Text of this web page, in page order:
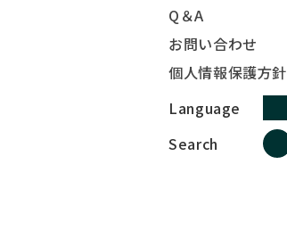
Q＆A
お問い合わせ
個人情報保護方針
Language
Search